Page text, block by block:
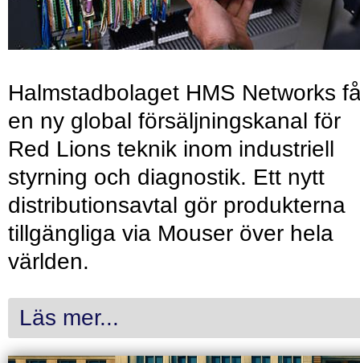
Halmstadbolaget HMS Networks
en ny global försäljningskanal för
Red Lions teknik inom industriell
styrning och diagnostik. Ett nytt
distributionsavtal gör produkterna
tillgängliga via Mouser över hela
världen.
Läs mer...